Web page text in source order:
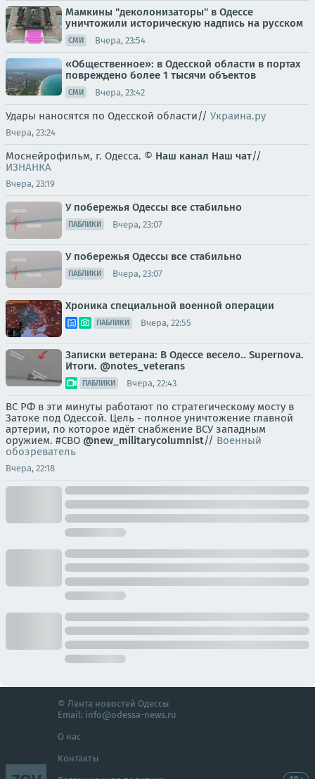
Мамкины "деколонизаторы" в Одессе
уничтожили историческую надпись на русском
СМИ Вчера, 23:54
«Общественное»: в Одесской области в портах
повреждено более 1 тысячи объектов
СМИ Вчера, 23:42
Удары наносятся по Одесской области// Украина.ру
Вчера, 23:24
Моснейрофильм, г. Одесса. © Наш канал Наш чат//
ИЗНАНКА
Вчера, 23:19
У побережья Одессы все стабильно
ПАБЛИКИ Вчера, 23:07
У побережья Одессы все стабильно
ПАБЛИКИ Вчера, 23:07
Хроника специальной военной операции
ПАБЛИКИ Вчера, 22:55
Записки ветерана: В Одессе весело.. Supernova.
Итоги. @notes_veterans
ПАБЛИКИ Вчера, 22:43
ВС РФ в эти минуты работают по стратегическому мосту в
Затоке под Одессой. Цель - полное уничтожение главной
артерии, по которое идёт снабжение ВСУ западным
оружием. #СВО @new_militarycolumnist// Военный
обозреватель
Вчера, 22:18
© Лента новостей Одессы
Email: info@odessa-news.ru
О нас
Контакты